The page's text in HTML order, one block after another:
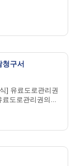
청구서
] 유료도로관리권
도로관리권의...